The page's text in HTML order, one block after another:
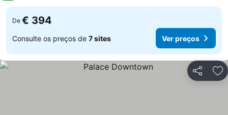
De € 394
Consulte os preços de 7 sites Ver preços
Partilhar